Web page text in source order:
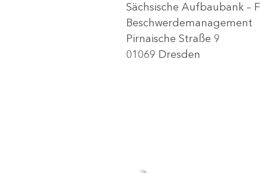
Sächsische Aufbaubank –
Beschwerdemanagement
Pirnaische Straße 9
01069 Dresden​​​​​​​